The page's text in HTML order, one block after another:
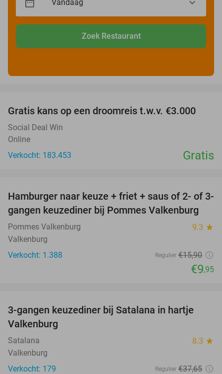
Zoek Restaurant
Gratis kans op een droomreis t.w.v. €3.000
Social Deal Win
Online
Verkocht: 183.453
Gratis
37%
Hamburger naar keuze + friet + saus of 2- of 3-
gangen keuzediner bij Pommes Valkenburg
Pommes Valkenburg 9.3 star
Valkenburg
Verkocht: 1.388
Regulier €15,90
€9,95
40%
3-gangen keuzediner bij Satalana in hartje
Valkenburg
Satalana 8.3 star
Valkenburg
Verkocht: 179
Regulier €37,65